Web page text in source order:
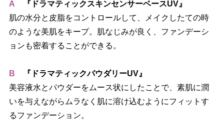
A
『ドラマティックスキンセンサーベースUV』
肌の水分と皮脂をコントロールして、メイクしたての時
のような美肌をキープ。肌なじみが良く、ファンデーシ
ョンも密着することができる。
B
『ドラマティックパウダリーUV』
美容液水とパウダーをムース状にしたことで、素肌に潤
いを与えながらムラなく肌に溶け込むようにフィットす
るファンデーション。